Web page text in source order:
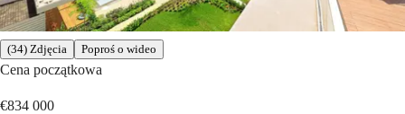
(34) Zdjęcia Poproś o wideo
Cena początkowa
€834 000